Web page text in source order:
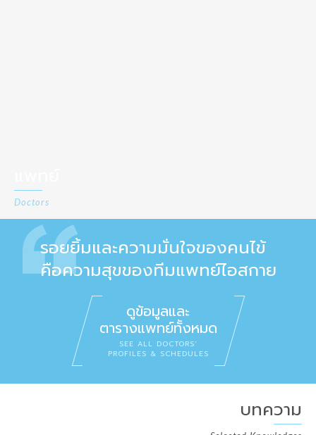
Doctors
รอยยิ้มและความมั่นใจของคนไข้
คือความสุขของทีมแพทย์ไอสกาย
ดูข้อมูลและ
ตารางแพทย์ทั้งหมด
SEE ALL DOCTORS’
PROFILES & SCHEDULES
บทความ